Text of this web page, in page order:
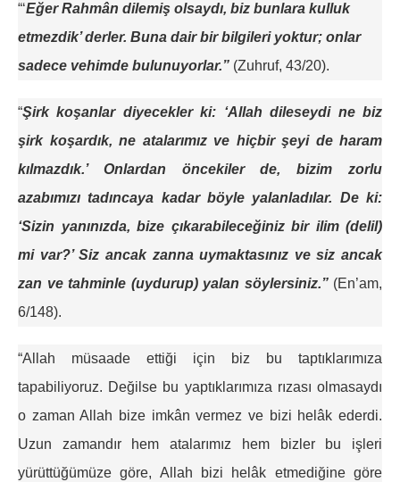
“‘Eğer Rahmân dilemiş olsaydı, biz bunlara kulluk
etmezdik’ derler. Buna dair bir bilgileri yoktur; onlar
sadece vehimde bulunuyorlar.” (Zuhruf, 43/20).
“Şirk koşanlar diyecekler ki: ‘Allah dileseydi ne biz
şirk koşardık, ne atalarımız ve hiçbir şeyi de haram
kılmazdık.’ Onlardan öncekiler de, bizim zorlu
azabımızı tadıncaya kadar böyle yalanladılar. De ki:
‘Sizin yanınızda, bize çıkarabileceğiniz bir ilim (delil)
mi var?’ Siz ancak zanna uymaktasınız ve siz ancak
zan ve tahminle (uydurup) yalan söylersiniz.”(En’am,
6/148).
“Allah müsaade ettiği için biz bu taptıklarımıza
tapabiliyoruz. Değilse bu yaptıklarımıza rızası olmasaydı
o zaman Allah bize imkân vermez ve bizi helâk ederdi.
Uzun zamandır hem atalarımız hem bizler bu işleri
yürüttüğümüze göre, Allah bizi helâk etmediğine göre